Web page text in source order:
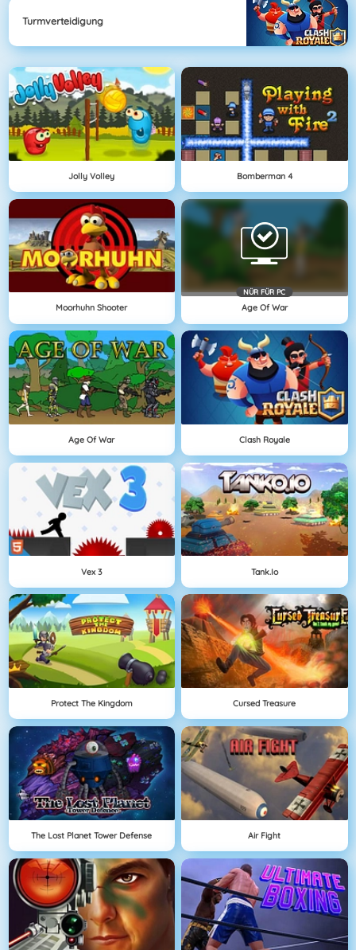
Turmverteidigung
Jolly Volley Bomberman 4
Moorhuhn Shooter
NÜR FÜR PC
Age Of War
Age Of War Clash Royale
Vex 3 Tank.io
Protect The Kingdom Cursed Treasure
The Lost Planet Tower Defense Air Fight